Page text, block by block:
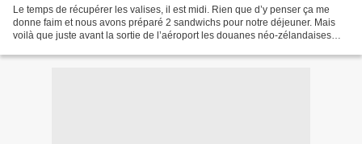
Le temps de récupérer les valises, il est midi. Rien que d’y penser ça me
donne faim et nous avons préparé 2 sandwichs pour notre déjeuner. Mais
voilà que juste avant la sortie de l’aéroport les douanes néo-zélandaises